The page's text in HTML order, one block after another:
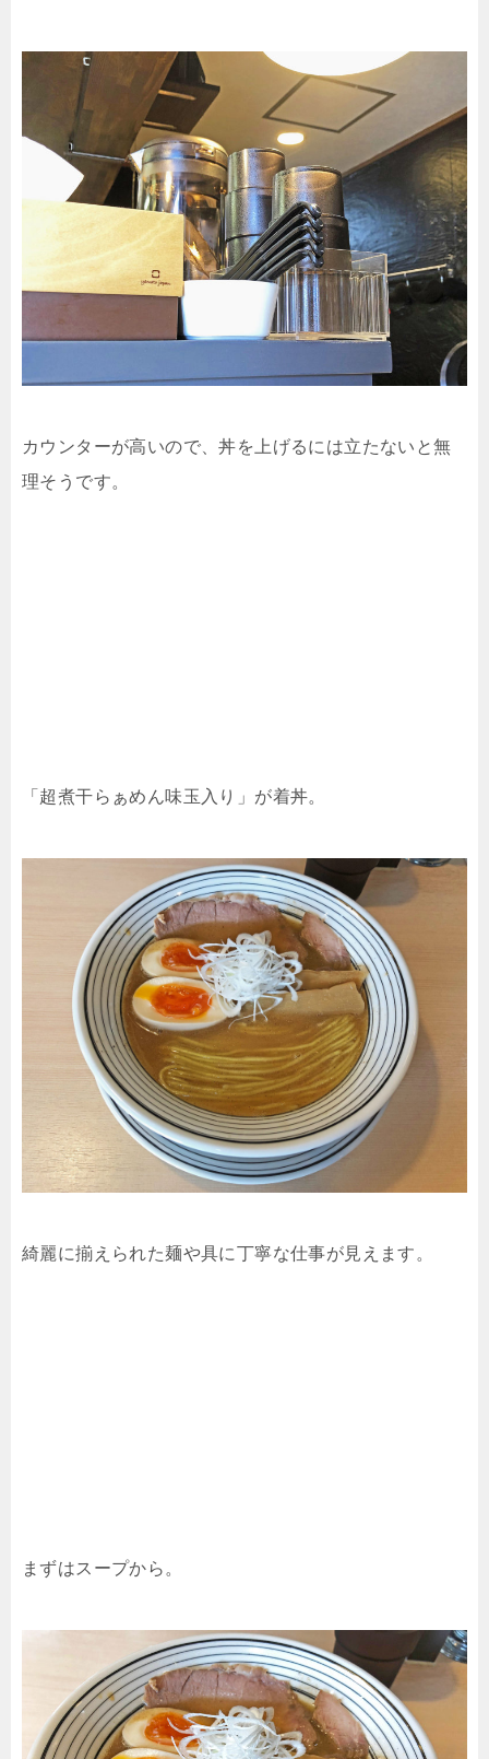
カウンターが高いので、丼を上げるには立たないと無
理そうです。
「超煮干らぁめん味玉入り」が着丼。
綺麗に揃えられた麺や具に丁寧な仕事が見えます。
まずはスープから。